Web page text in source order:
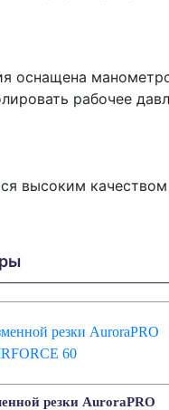
оснащена
рабочее
высоким
резки AuroraPRO